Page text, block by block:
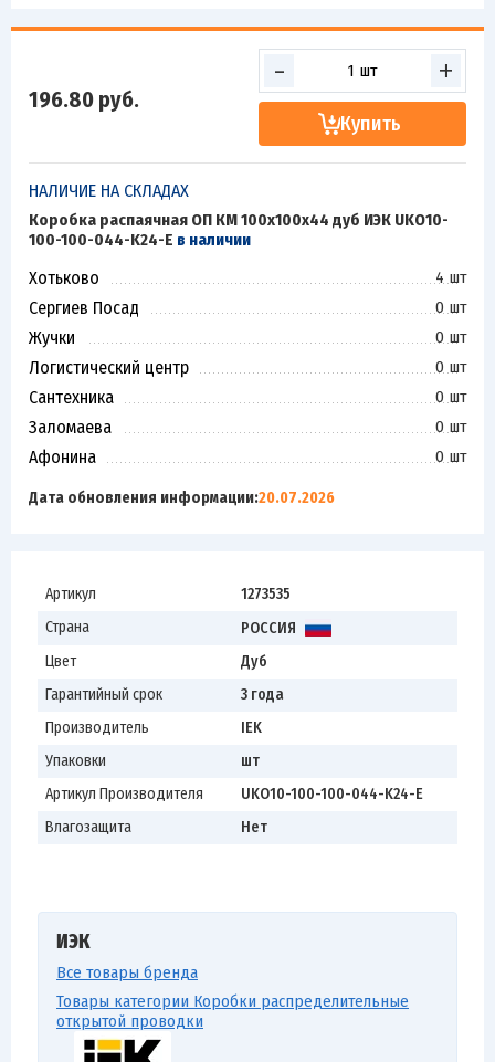
196.80 руб.
- +
Купить
НАЛИЧИЕ НА СКЛАДАХ
Коробка распаячная ОП КМ 100х100х44 дуб ИЭК UKO10-
100-100-044-K24-E в наличии
Хотьково 4 шт
Сергиев Посад 0 шт
Жучки 0 шт
Логистический центр 0 шт
Сантехника 0 шт
Заломаева 0 шт
Афонина 0 шт
Дата обновления информации:20.07.2026
Артикул
1273535
Страна
РОССИЯ
Цвет
Дуб
Гарантийный срок
3 года
Производитель
IEK
Упаковки
шт
Артикул Производителя
UKO10-100-100-044-K24-E
Влагозащита
Нет
ИЭК
Все товары бренда
Товары категории Коробки распределительные
открытой проводки